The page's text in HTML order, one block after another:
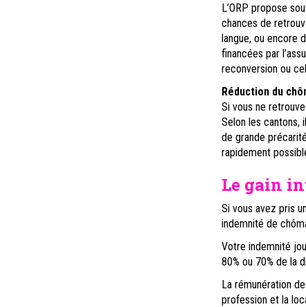
L’ORP propose
chances de
langue, ou encore
financées par
reconversion ou
Réduction du
Si vous ne
Selon les cantons,
de grande
rapidement
Le gain
Si vous avez pris
indemnité de
Votre indemnité
80% ou 70% de la
La rémunération
profession et la